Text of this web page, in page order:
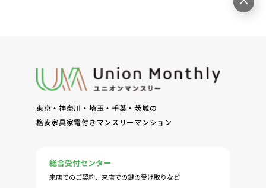
客様およびオーナー様の管理（8）サービスの保
守、管理（9）サービスの改善のためおよびサービ
への同意に基づき、当ウェブサイトの利用履歴に関
する情報等の個人情報について、調査・分析会社、
事業者（以下「提携事業者等」といいます。）が既
に保有する個人情報と当社から取得する個人情報を
東京・神奈川・埼玉・千葉・茨城の
格安家具家電付きマンスリーマンション
総合受付センター
来店でのご契約、来店での鍵の受け取りなど